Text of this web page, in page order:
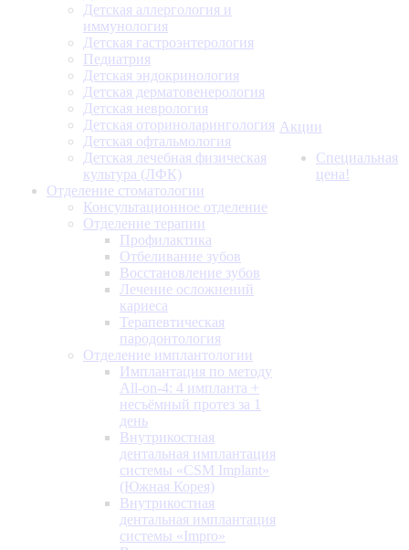
Детская аллергология и
иммунология
Детская гастроэнтерология
Педиатрия
Детская эндокринология
Детская дерматовенерология
Детская неврология
Детская оториноларингология
Детская офтальмология
Детская лечебная физическая
культура (ЛФК)
Отделение стоматологии
Консультационное отделение
Отделение терапии
Профилактика
Отбеливание зубов
Восстановление зубов
Лечение осложнений
кариеса
Терапевтическая
пародонтология
Отделение имплантологии
Имплантация по методу
All-on-4: 4 импланта +
несъёмный протез за 1
день
Внутрикостная
дентальная имплантация
системы «CSM Implant»
(Южная Корея)
Внутрикостная
дентальная имплантация
системы «Impro»
Акции
Специальная
цена!